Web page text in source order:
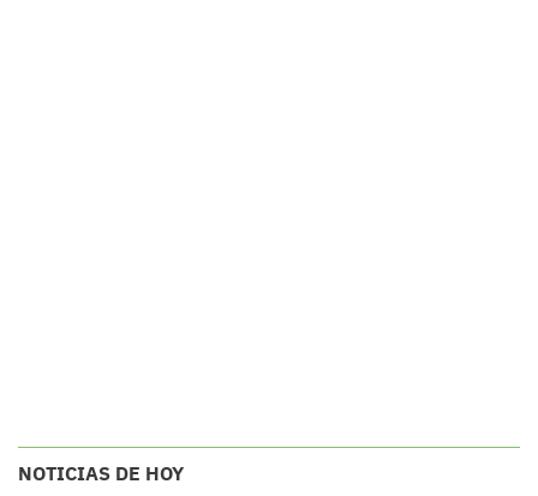
NOTICIAS DE HOY